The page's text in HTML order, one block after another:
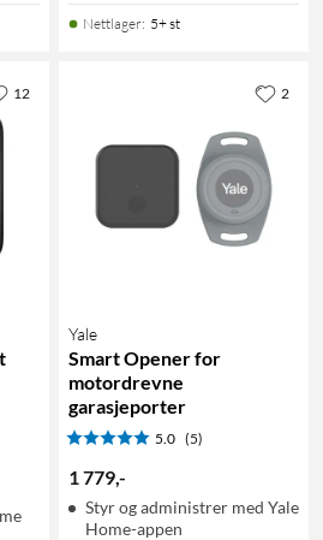
Nettlager: 5+ st
12
Yale
Smart Opener for
motordrevne
garasjeporter
5.0 (5)
1 779,-
Styr og administrer med Yale
Home-appen
2